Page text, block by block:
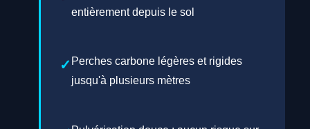
entièrement depuis le sol
Perches carbone légères et rigides
jusqu'à plusieurs mètres